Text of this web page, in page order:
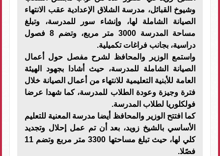
وشيوخ القبائل، مدرسة الشلاق الإعدادية عقب الانتهاء
الصيانة الشاملة لها، وإنشاء سور للمدرسة، وتبلغ
مساحة المدرسة 3000 متر مربع، وتضم 8 فصول
دراسية، بجانب فراغات تكميلية.
واستمع الوزير والمحافظ لشرح مفصل حول أعمال
الصيانة الشاملة للمدرسة، حيث أشادا بجهود الهيئة
العامة للأبنية التعليمية للانتهاء من أعمال الصيانة خلال
فترة وجيزة وعودة الطلاب للمدرسة، كما شهدا عرضا
فولكلوريا لطلاب المدرسة.
كما افتتح الوزير والمحافظ أيضا مدرسة المعنية للتعليم
الأساسي بالشيخ زويد، بعد أن تم عمل إحلال وتجديد
كلي لها، حيث تبلغ مساحتها 3300 متر مربع وتضم 11
فصًلا.